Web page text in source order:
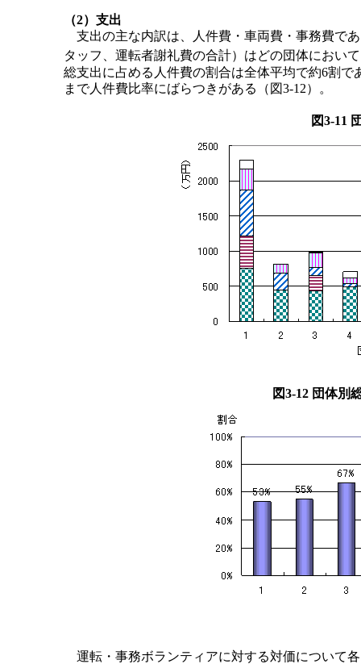
（2）支出
支出の主な内訳は、人件費・車両費・事務費で
タッフ、運転者謝礼費の合計）はどの団体におい
総支出に占める人件費の割合は全体平均で約6割で
まで人件費比率にばらつきがある（図3-12）。
図3-11
図3-12 団体別
運転・事務ボランティアに対する対価について